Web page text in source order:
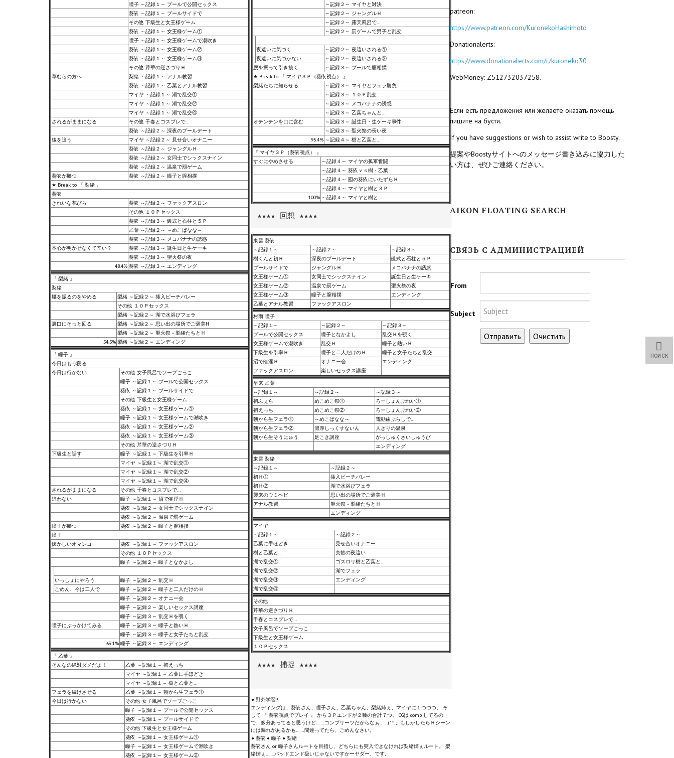
瞳子 ～記録１～ プールで公開セックス
葵依 ～記録１～ プールサイドで
その他 下級生と女王様ゲーム
葵依 ～記録１～ 女王様ゲーム①
瞳子 ～記録１～ 女王様ゲームで潮吹き
葵依 ～記録１～ 女王様ゲーム②
葵依 ～記録１～ 女王様ゲーム③
その他 芹華の逆さづりＨ
草むらの方へ
梨緒 ～記録１～ アナル教習
葵依 ～記録１～ 乙葉とアナル教習
マイヤ ～記録１～ 湖で乱交①
マイヤ ～記録１～ 湖で乱交②
マイヤ ～記録１～ 湖で乱交④
されるがままになる
その他 千春とコスプレで…
葵依 ～記録２～ 深夜のプールデート
後を追う
マイヤ ～記録２～ 見せ合いオナニー
葵依 ～記録２～ ジャングルＨ
葵依 ～記録２～ 女同士でシックスナイン
葵依 ～記録２～ 温泉で罰ゲーム
葵依が勝つ
葵依 ～記録２～ 瞳子と膣相撲
★ Break to 『 梨緒 』
葵依
きれいな花びら
葵依 ～記録２～ ファックアスロン
その他 １０Ｐセックス
葵依 ～記録３～ 儀式と石柱と５Ｐ
乙葉 ～記録２～ ～めこばなな～
葵依 ～記録３～ メコバナナの誘惑
本心が明かせなくて辛い？
葵依 ～記録３～ 誕生日と生ケーキ
葵依 ～記録３～ 聖火祭の夜
48.4% 葵依 ～記録３～ エンディング
『 梨緒 』
梨緒
腰を振るのをやめる
梨緒 ～記録２～ 挿入ビーチバレー
その他 １０Ｐセックス
梨緒 ～記録２～ 湖で水浴びフェラ
裏口にそっと回る
梨緒 ～記録２～ 思い出の場所でご褒美H
梨緒 ～記録２～ 聖火祭－梨緒たちとＨ
54.5% 梨緒 ～記録２～ エンディング
『 瞳子 』
今日はもう寝る
今日は行かない
その他 女子風呂でソープごっこ
瞳子 ～記録１～ プールで公開セックス
葵依 ～記録１～ プールサイドで
その他 下級生と女王様ゲーム
葵依 ～記録１～ 女王様ゲーム①
瞳子 ～記録１～ 女王様ゲームで潮吹き
葵依 ～記録１～ 女王様ゲーム②
葵依 ～記録１～ 女王様ゲーム③
その他 芹華の逆さづりＨ
下級生と話す
瞳子 ～記録１～ 下級生を引率Ｈ
マイヤ ～記録１～ 湖で乱交①
マイヤ ～記録１～ 湖で乱交②
マイヤ ～記録１～ 湖で乱交④
されるがままになる
その他 千春とコスプレで…
追わない
瞳子 ～記録１～ 沼で催淫Ｈ
葵依 ～記録２～ 女同士でシックスナイン
葵依 ～記録２～ 温泉で罰ゲーム
瞳子が勝つ
葵依 ～記録２～ 瞳子と膣相撲
瞳子
懐かしいオマンコ
葵依 ～記録１～ ファックアスロン
その他 １０Ｐセックス
瞳子 ～記録２～ 瞳子となかよし
いっしょにやろう
瞳子 ～記録２～ 乱交Ｈ
ごめん、今は二人で
瞳子 ～記録２～ 瞳子と二人だけのＨ
瞳子 ～記録２～ オナニー会
瞳子 ～記録２～ 楽しいセックス講座
瞳子 ～記録３～ 乱交Ｈを覗く
瞳子にぶっかけてみる
瞳子 ～記録３～ 瞳子と熱いＨ
瞳子 ～記録３～ 瞳子と女子たちと乱交
69,1% 瞳子 ～記録３～ エンディング
『 乙葉 』
そんなの絶対ダメだよ！
乙葉 ～記録１～ 初えっち
マイヤ ～記録１～ 乙葉に手ほどき
マイヤ ～記録１～ 樹と乙葉と…
フェラを続けさせる
乙葉 ～記録１～ 朝から生フェラ①
今日は行かない
その他 女子風呂でソープごっこ
瞳子 ～記録１～ プールで公開セックス
葵依 ～記録１～ プールサイドで
その他 下級生と女王様ゲーム
葵依 ～記録１～ 女王様ゲーム①
瞳子 ～記録１～ 女王様ゲームで潮吹き
葵依 ～記録１～ 女王様ゲーム②
～記録２～ マイヤと対決
～記録２～ ジャングルＨ
～記録２～ 露天風呂で…
～記録２～ 罰ゲームで男子と乱交
夜這いに気づく
～記録２～ 夜這いされる①
夜這いに気づかない
～記録２～ 夜這いされる②
腰を振って引き抜く
～記録３～ プールで膣相撲
★ Break to 『 マイヤ３Ｐ（葵依視点） 』
梨緒たちに知らせる
～記録３～ マイヤとフェラ勝負
～記録３～ １０Ｐ乱交
～記録３～ メコバナナの誘惑
～記録３～ 乙葉ちゃんと…
オチンチンを口に含む
～記録３～ 誕生日・生ケーキ事件
～記録３～ 聖火祭の長い夜
95.4% ～記録４～ 樹と乙葉と…
『 マイヤ３Ｐ（葵依視点） 』
すぐにやめさせる
～記録４～ マイヤの孤軍奮闘
～記録４～ 葵依ｖｓ樹・乙葉
～記録４～ 囮の葵依にいたずらＨ
～記録４～ マイヤと樹と３Ｐ
100% ～記録４～ マイヤと樹と…
★★★★ 回想 ★★★★
東雲 葵依
～記録１～
～記録２～
～記録３～
樹くんと初Ｈ
深夜のプールデート
儀式と石柱と５Ｐ
プールサイドで
ジャングルＨ
メコバナナの誘惑
女王様ゲーム①
女同士でシックスナイン
誕生日と生ケーキ
女王様ゲーム②
温泉で罰ゲーム
聖火祭の夜
女王様ゲーム③
瞳子と膣相撲
エンディング
乙葉とアナル教習
ファックアスロン
村雨 瞳子
～記録１～
～記録２～
～記録３～
プールで公開セックス
瞳子となかよし
乱交Ｈを覗く
女王様ゲームで潮吹き
乱交Ｈ
瞳子と熱いＨ
下級生を引率Ｈ
瞳子と二人だけのＨ
瞳子と女子たちと乱交
沼で催淫Ｈ
オナニー会
エンディング
ファックアスロン
楽しいセックス講座
早来 乙葉
～記録１～
～記録２～
～記録３～
初ふぇら
めこめこ祭①
ろーしょんぷれい①
初えっち
めこめこ祭②
ろーしょんぷれい②
朝から生フェラ①
～めこばなな～
電動歯ぶらしで…
朝から生フェラ②
濃厚しっくすないん
人きりの温泉
朝から生そうにゅう
足こき講座
がっしゅくさいしゅうび
エンディング
東雲 梨緒
～記録１～
～記録２～
初Ｈ①
挿入ビーチバレー
初Ｈ②
湖で水浴びフェラ
襲来のウミヘビ
思い出の場所でご褒美Ｈ
アナル教習
聖火祭－梨緒たちとＨ
エンディング
マイヤ
～記録１～
～記録２～
乙葉に手ほどき
見せ合いオナニー
樹と乙葉と…
突然の夜這い
湖で乱交①
ゴスロリ樹と乙葉と…
湖で乱交②
湖でフェラ
湖で乱交③
エンディング
湖で乱交④
その他
芹華の逆さづりＨ
千春とコスプレで…
女子風呂でソープごっこ
下級生と女王様ゲーム
１０Ｐセックス
★★★★ 捕捉 ★★★★
● 野外学習3
エンディングは、葵依さん、瞳子さん、乙葉ちゃん、梨緒姉ぇ、マイヤに１つづつ。 そ
して 『 葵依視点でプレイ 』 から３Ｐエンドが２種の合計７つ。 CGは comp してるの
で、多分あってると思うけど……コンプリーツだからなぁ……(^^;;; もしかしたらＨシーン
には漏れがあるかも……間違ってたら、ごめんなさい。
● 葵依 ● 瞳子 ● 梨緒
葵依さん or 瞳子さんルートを目指し、どちらにも突入できなければ梨緒姉ぇルート。 梨
緒姉ぇ……バッドエンド扱いじゃないですかーヤダー、です。
patreon:
https://www.patreon.com/KuronekoHashimoto
Donationalerts:
https://www.donationalerts.com/r/kuroneko30
WebMoney: Z512732037258.
Если есть предложения или желаете оказать помощь
пишите на бусти.
If you have suggestions or wish to assist write to Boosty.
提案やBoostyサイトへのメッセージ書き込みに協力した
い方は、ぜひご連絡ください。
AIKON FLOATING SEARCH
ПОИСК
СВЯЗЬ С АДМИНИСТРАЦИЕЙ
From
Subject